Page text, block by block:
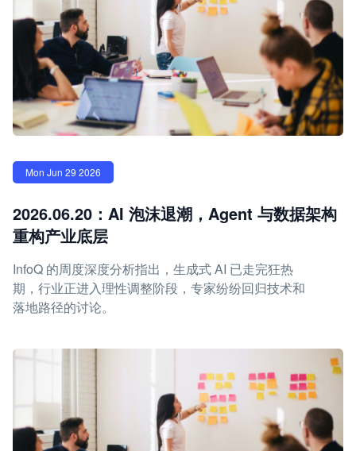
Mon Jun 29 2026
2026.06.20：AI 泡沫退潮，Agent 与数据架构
重构产业底层
InfoQ 的周度深度分析指出，生成式 AI 已走完狂热
期，行业正进入理性调整阶段，专家纷纷回归技术和
落地路径的讨论。